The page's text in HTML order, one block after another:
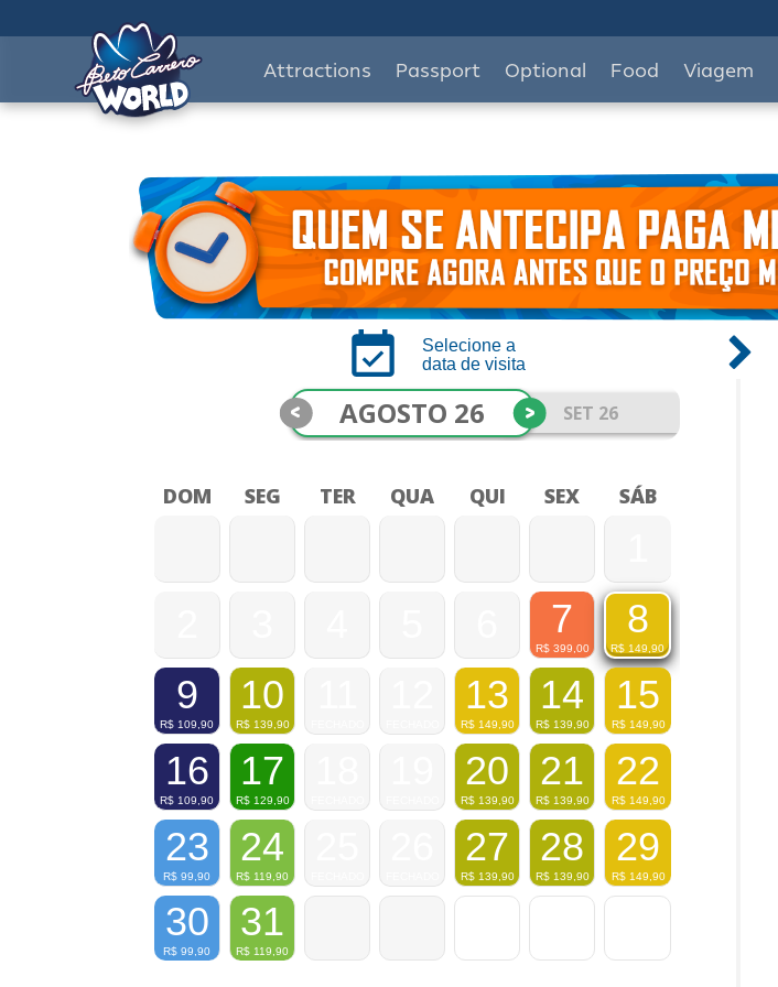
Attractions Passport Optional Food Viagem
Selecione a
data de visita
AGOSTO 26 SET 26
< >
DOM SEG TER QUA QUI SEX SÁB
7
R$ 399,00
8
R$ 149,90
9
R$ 109,90
10
R$ 139,90
13
R$ 149,90
14
R$ 139,90
15
R$ 149,90
16
R$ 109,90
17
R$ 129,90
20
R$ 139,90
21
R$ 139,90
22
R$ 149,90
23
R$ 99,90
24
R$ 119,90
27
R$ 139,90
28
R$ 139,90
29
R$ 149,90
30
R$ 99,90
31
R$ 119,90